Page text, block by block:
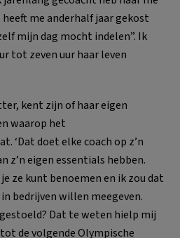
me anderhalf jaar gekost
mijn dag mocht indelen”. Ik
tot zeven uur haar leven
kent zijn of haar eigen
waarop het
‘Dat doet elke coach op z’n
z’n eigen essentials hebben.
ze kunt benoemen en ik zou dat
bedrijven willen meegeven.
Dat te weten hielp mij
de volgende Olympische